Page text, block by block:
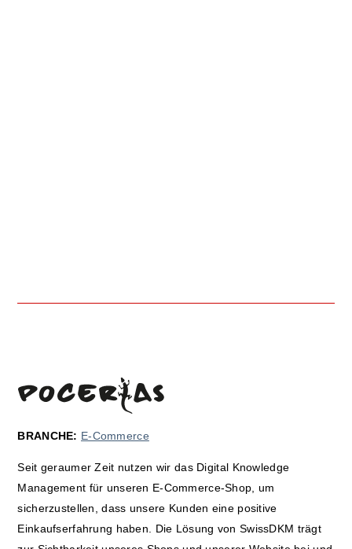
BRANCHE: E-Commerce
Seit geraumer Zeit nutzen wir das Digital Knowledge
Management für unseren E-Commerce-Shop, um
sicherzustellen, dass unsere Kunden eine positive
Einkaufserfahrung haben. Die Lösung von SwissDKM trägt